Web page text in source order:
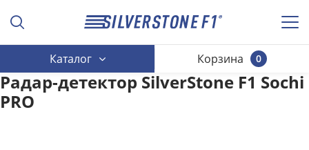
Каталог 0
Корзина
Радар-детектор SilverStone F1 Sochi
PRO